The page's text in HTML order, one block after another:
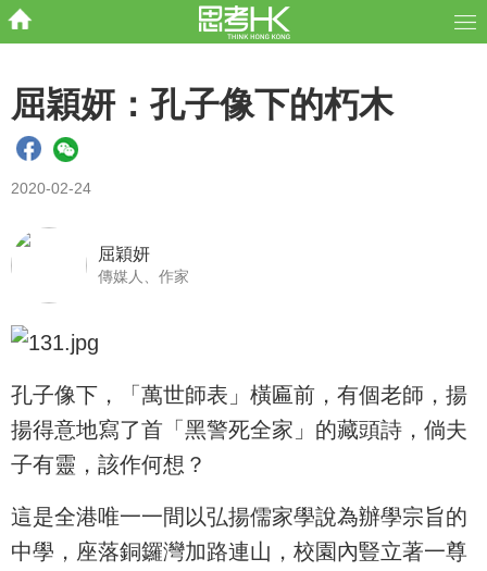
屈穎妍：孔子像下的朽木
2020-02-24
屈穎妍
傳媒人、作家
孔子像下，「萬世師表」橫匾前，有個老師，揚
揚得意地寫了首「黑警死全家」的藏頭詩，倘夫
子有靈，該作何想？
這是全港唯一一間以弘揚儒家學說為辦學宗旨的
中學，座落銅鑼灣加路連山，校園內豎立著一尊